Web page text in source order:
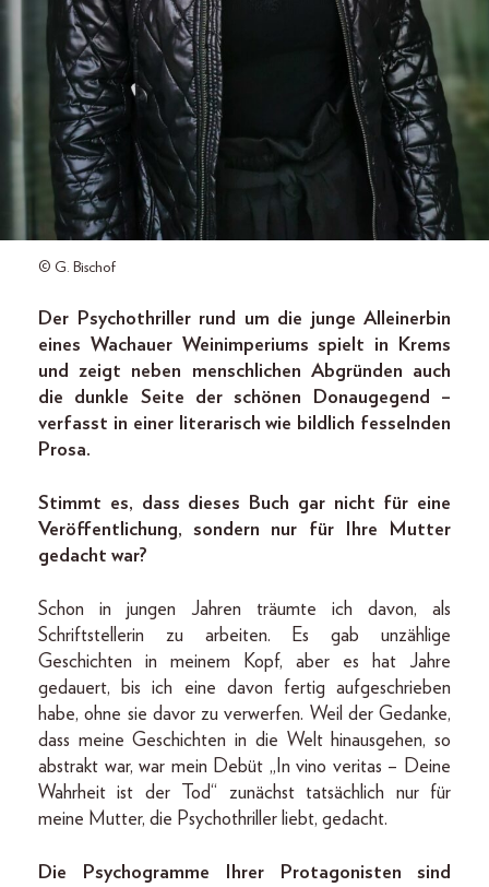
© G. Bischof
Der Psychothriller rund um die junge Alleinerbin
eines Wachauer Weinimperiums spielt in Krems
und zeigt neben menschlichen Abgründen auch
die dunkle Seite der schönen Donaugegend –
verfasst in einer literarisch wie bildlich fesselnden
Prosa.
Stimmt es, dass dieses Buch gar nicht für eine
Veröffentlichung, sondern nur für Ihre Mutter
gedacht war?
Schon in jungen Jahren träumte ich davon, als
Schriftstellerin zu arbeiten. Es gab unzählige
Geschichten in meinem Kopf, aber es hat Jahre
gedauert, bis ich eine davon fertig aufgeschrieben
habe, ohne sie davor zu verwerfen. Weil der Gedanke,
dass meine Geschichten in die Welt hinausgehen, so
abstrakt war, war mein Debüt „In vino veritas – Deine
Wahrheit ist der Tod“ zunächst tatsächlich nur für
meine Mutter, die Psycho­thriller liebt, gedacht.
Die Psychogramme Ihrer Protagonisten sind